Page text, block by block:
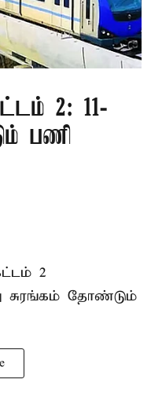
2: 11-
பணி
2
சுரங்கம் தோண்டும்